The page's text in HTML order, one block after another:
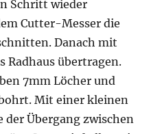
Schritt wieder
Cutter-Messer die
Danach mit
Radhaus übertragen.
7mm Löcher und
Mit einer kleinen
der Übergang zwischen